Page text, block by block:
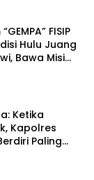
FISIP
Hulu Juang
Bawa Misi
Konservasi,
Ketika
Kapolres
Paling